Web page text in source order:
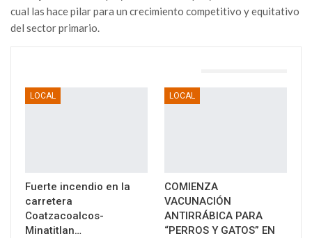
cual las hace pilar para un crecimiento competitivo y equitativo
del sector primario.
LOCAL
Fuerte incendio en la
carretera
Coatzacoalcos-
Minatitlan…
LOCAL
COMIENZA
VACUNACIÓN
ANTIRRÁBICA PARA
“PERROS Y GATOS” EN